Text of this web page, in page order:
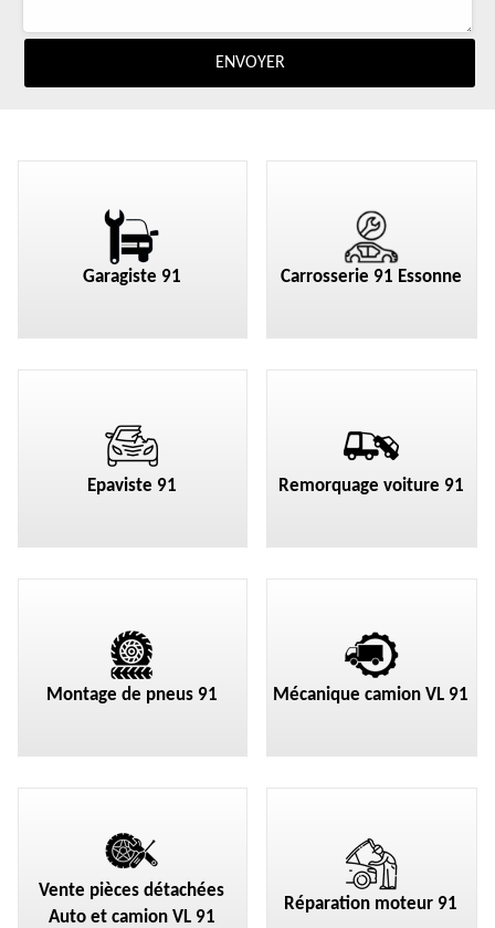
Garagiste 91 Carrosserie 91 Essonne
Epaviste 91 Remorquage voiture 91
Montage de pneus 91 Mécanique camion VL 91
Vente pièces détachées
Auto et camion VL 91
Réparation moteur 91